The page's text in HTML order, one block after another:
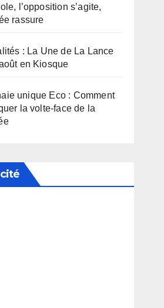
l’opposition s’agite,
rassure
: La Une de La Lance
en Kiosque
unique Eco : Comment
la volte-face de la